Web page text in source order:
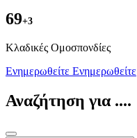
69+3
Kλαδικές Ομοσπονδίες
Ενημερωθείτε Ενημερωθείτε
Αναζήτηση για ....